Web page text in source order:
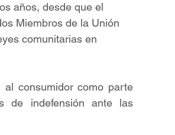
años, desde que el
Miembros de la Unión
comunitarias en
consumidor como parte
de indefensión ante las